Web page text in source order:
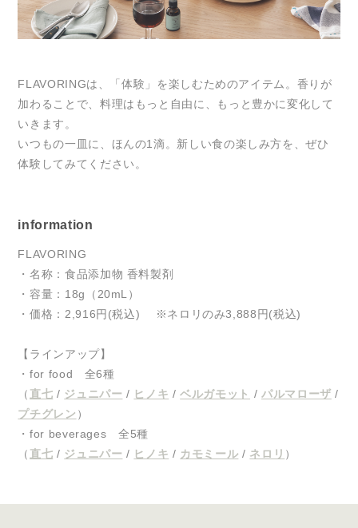
FLAVORINGは、「体験」を楽しむためのアイテム。香りが
加わることで、料理はもっと自由に、もっと豊かに変化して
いきます。
いつもの一皿に、ほんの1滴。新しい食の楽しみ方を、ぜひ
体験してみてください。
information
FLAVORING
・名称：食品添加物 香料製剤
・容量：18g（20mL）
・価格：2,916円(税込) ※ネロリのみ3,888円(税込)
【ラインアップ】
・for food 全6種
（ 直七 / ジュニパー / ヒノキ /ベルガモット / パルマローザ /
プチグレン ）
・for beverages 全5種
（ 直七 / ジュニパー / ヒノキ / カモミール / ネロリ ）